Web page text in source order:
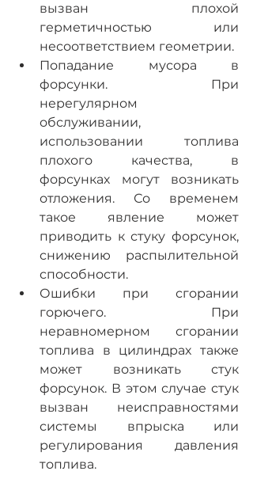
вызван плохой
герметичностью или
несоответствием геометрии.
Попадание мусора в
форсунки. При
нерегулярном
обслуживании,
использовании топлива
плохого качества, в
форсунках могут возникать
отложения. Со временем
такое явление может
приводить к стуку форсунок,
снижению распылительной
способности.
Ошибки при сгорании
горючего. При
неравномерном сгорании
топлива в цилиндрах также
может возникать стук
форсунок. В этом случае стук
вызван неисправностями
системы впрыска или
регулирования давления
топлива.